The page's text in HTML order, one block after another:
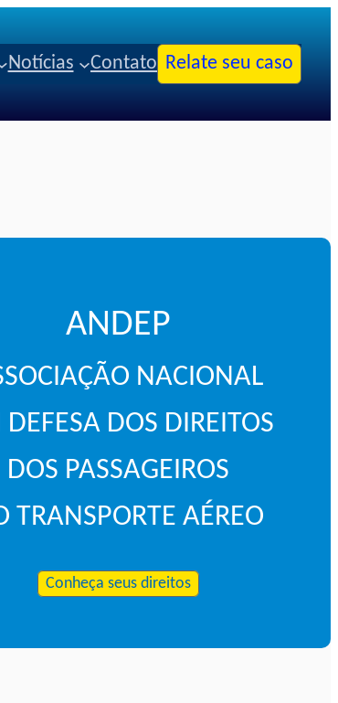
Notícias Contato Relate seu caso
ANDEP
NACIONAL
DOS DIREITOS
DOS PASSAGEIROS
TRANSPORTE AÉREO
Conheça seus direitos